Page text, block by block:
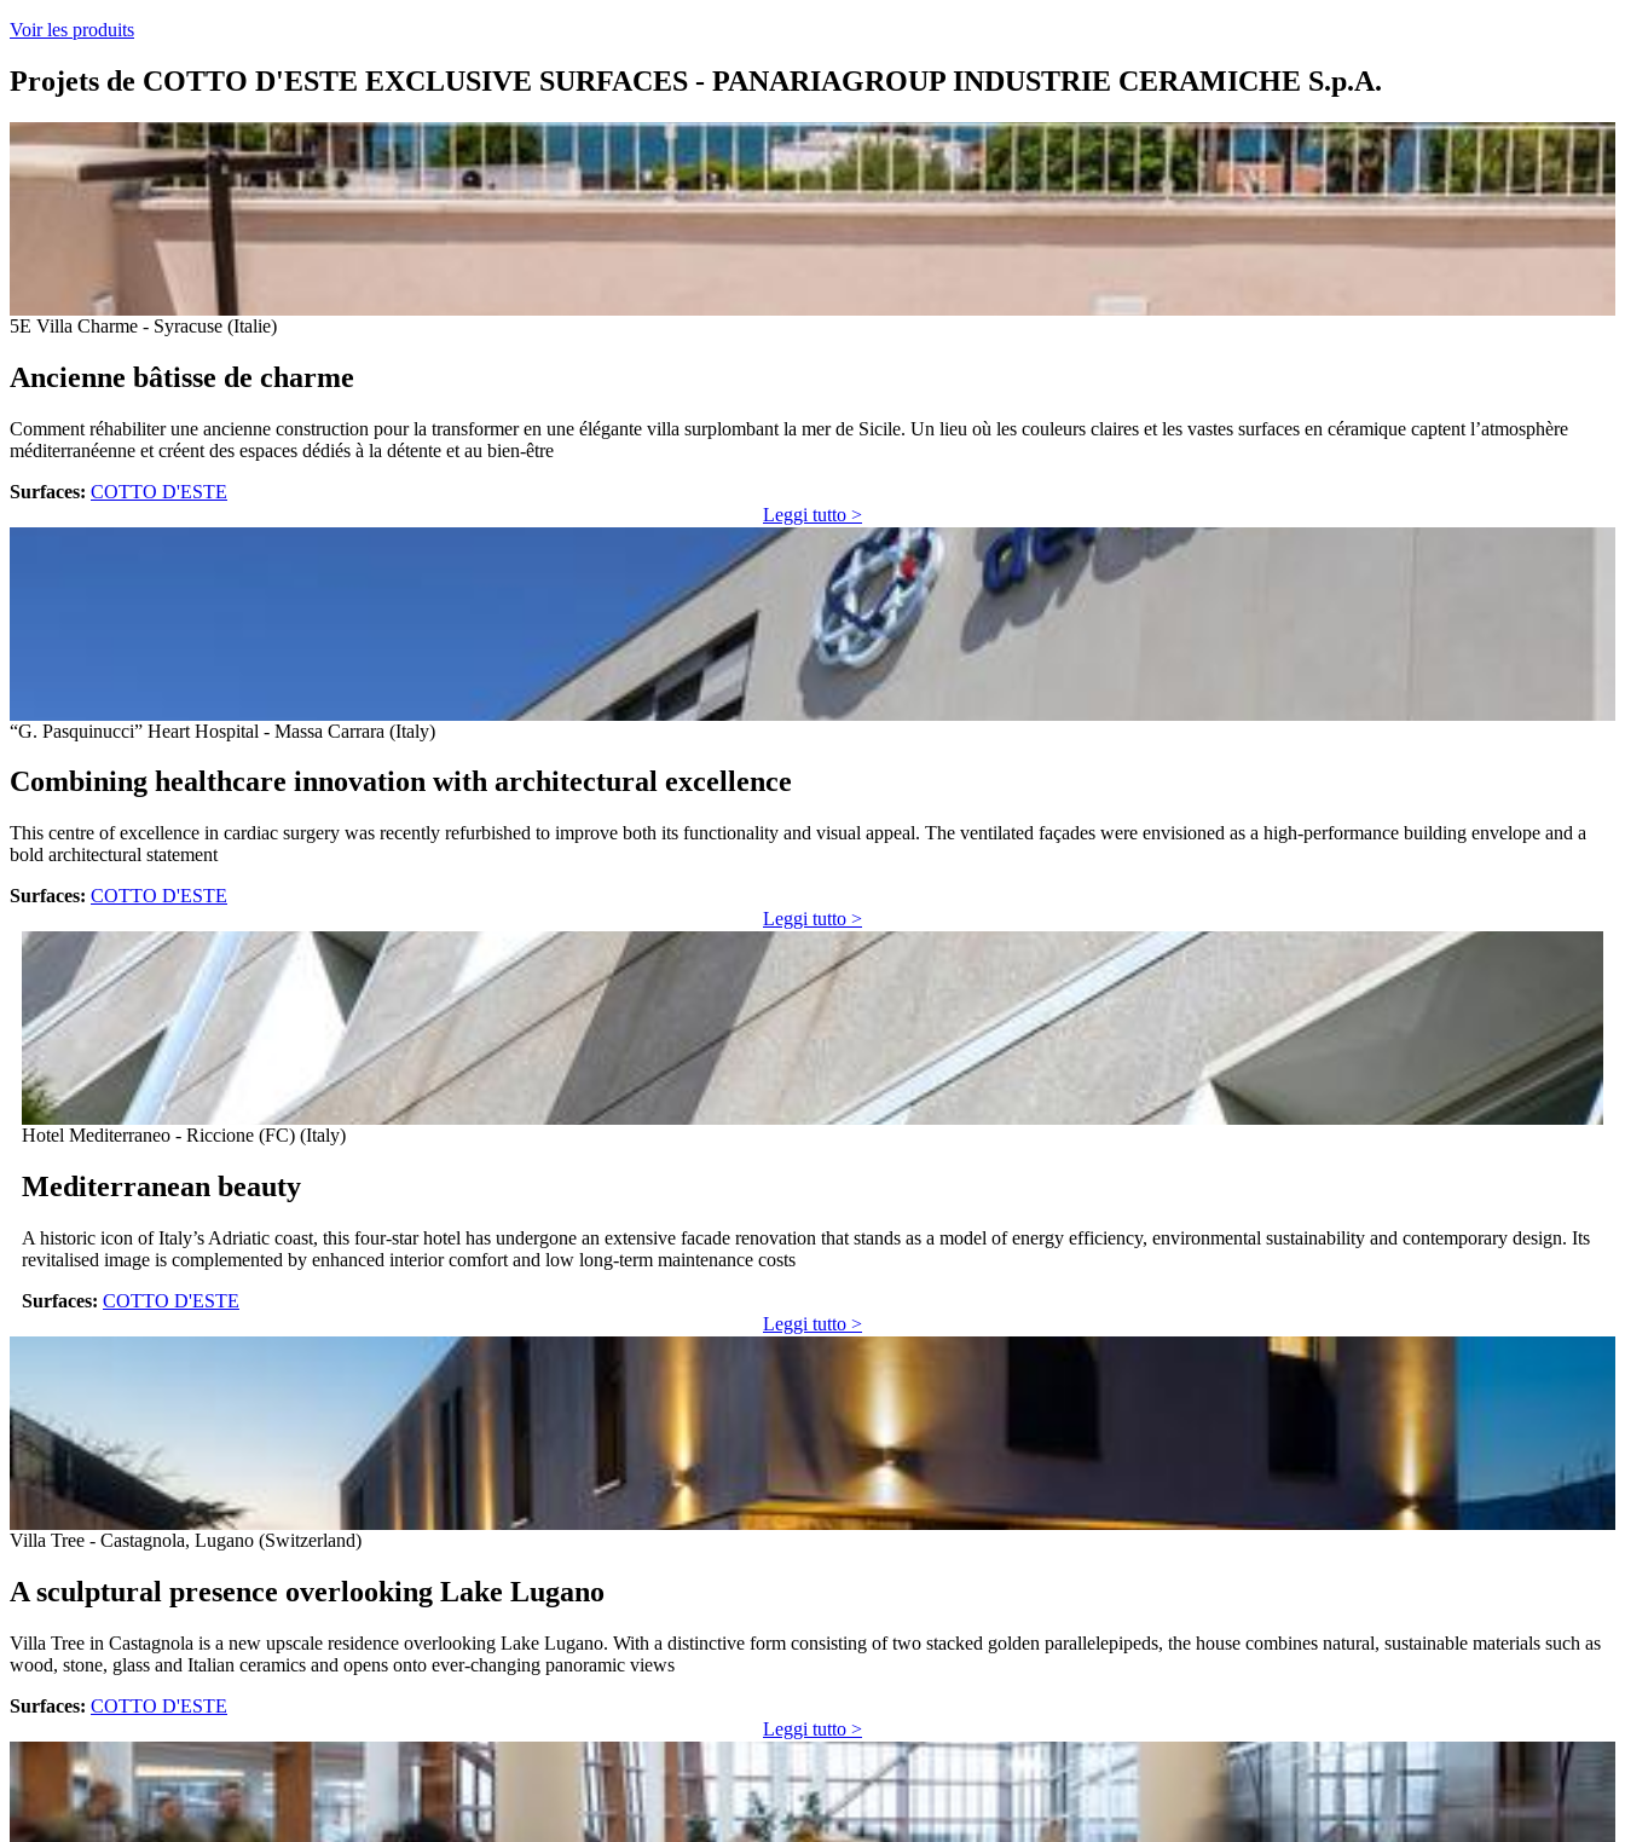
Voir les produits
Projets de COTTO D'ESTE EXCLUSIVE SURFACES - PANARIAGROUP INDUSTRIE CERAMICHE S.p.A.
5E Villa Charme - Syracuse (Italie)
Ancienne bâtisse de charme
Comment réhabiliter une ancienne construction pour la transformer en une élégante villa surplombant la mer de Sicile. Un lieu où les couleurs claires et les vastes surfaces en céramique captent l’atmosphère
méditerranéenne et créent des espaces dédiés à la détente et au bien-être
Surfaces: COTTO D'ESTE
Leggi tutto >
“G. Pasquinucci” Heart Hospital - Massa Carrara (Italy)
Combining healthcare innovation with architectural excellence
This centre of excellence in cardiac surgery was recently refurbished to improve both its functionality and visual appeal. The ventilated façades were envisioned as a high-performance building envelope and a
bold architectural statement
Surfaces: COTTO D'ESTE
Leggi tutto >
Hotel Mediterraneo - Riccione (FC) (Italy)
Mediterranean beauty
A historic icon of Italy’s Adriatic coast, this four-star hotel has undergone an extensive facade renovation that stands as a model of energy efficiency, environmental sustainability and contemporary design. Its
revitalised image is complemented by enhanced interior comfort and low long-term maintenance costs
Surfaces: COTTO D'ESTE
Leggi tutto >
Villa Tree - Castagnola, Lugano (Switzerland)
A sculptural presence overlooking Lake Lugano
Villa Tree in Castagnola is a new upscale residence overlooking Lake Lugano. With a distinctive form consisting of two stacked golden parallelepipeds, the house combines natural, sustainable materials such as
wood, stone, glass and Italian ceramics and opens onto ever-changing panoramic views
Surfaces: COTTO D'ESTE
Leggi tutto >